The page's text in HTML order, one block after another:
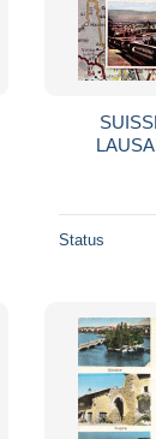
Status